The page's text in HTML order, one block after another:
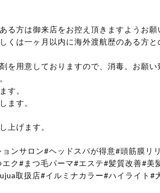
る方は御来店をお控え頂きますようお願
くは一ヶ月以内に海外渡航歴のある方
を用意しておりますので、消毒。お願い
す。
ます。
上げます。
ンサロン#ヘッドスパが得意#頭筋膜リ
ク#まつ毛パーマ#エステ#髪質改善#美
取扱店#イルミナカラー#ハイライト#